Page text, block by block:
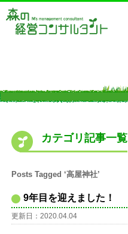
カテゴリ記事一覧
Posts Tagged ‘高屋神社’
9年目を迎えました！
更新日：2020.04.04